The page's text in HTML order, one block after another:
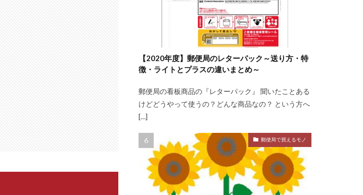
【2020年度】郵便局のレターパック～送り方・特
徴・ライトとプラスの違いまとめ～
郵便局の看板商品の『レターパック』 聞いたことある
けどどうやって使うの？どんな商品なの？ という方へ
[…]
郵便局で買えるモノ